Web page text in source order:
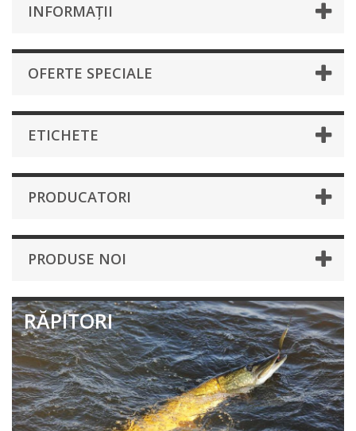
INFORMAȚII
OFERTE SPECIALE
ETICHETE
PRODUCATORI
PRODUSE NOI
RĂPITORI